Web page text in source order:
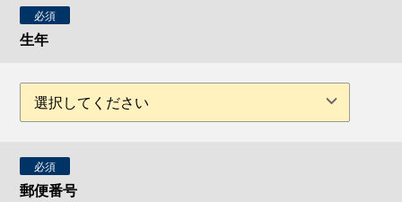
必須
生年
必須
郵便番号